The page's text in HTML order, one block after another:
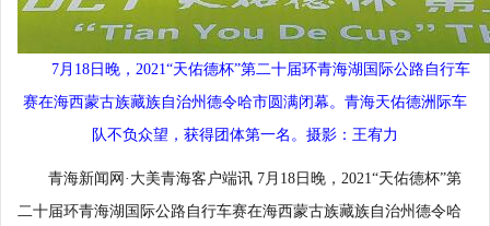
7月18日晚，2021“天佑德杯”第二十届环青海湖国际公路自行车
赛在海西蒙古族藏族自治州德令哈市圆满闭幕。青海天佑德洲际车
队不负众望，获得团体第一名。摄影：王宥力
青海新闻网·大美青海客户端讯 7月18日晚，2021“天佑德杯”第
二十届环青海湖国际公路自行车赛在海西蒙古族藏族自治州德令哈